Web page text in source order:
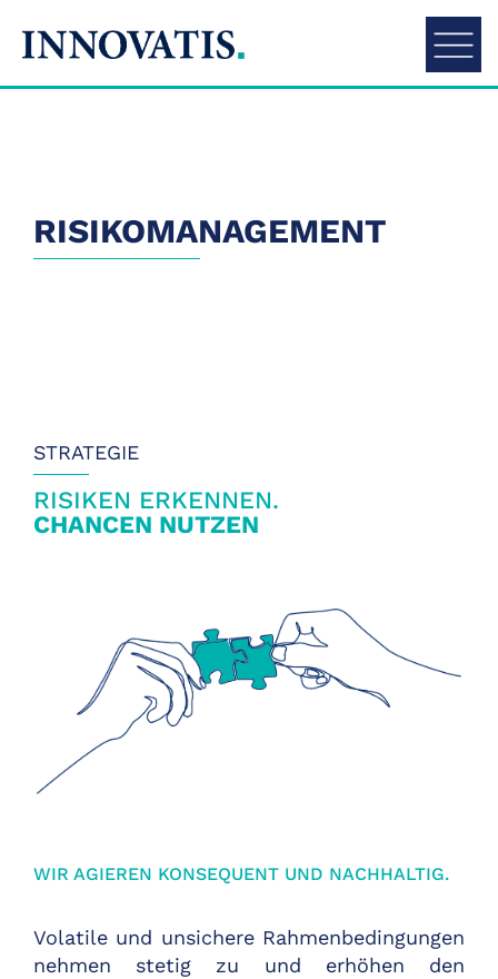
RISIKOMANAGEMENT
STRATEGIE
RISIKEN ERKENNEN.
CHANCEN NUTZEN
WIR AGIEREN KONSEQUENT UND NACHHALTIG.
Volatile und unsichere Rahmenbedingungen
nehmen stetig zu und erhöhen den